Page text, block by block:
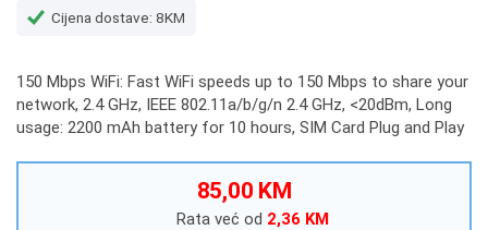
Cijena dostave: 8KM
150 Mbps WiFi: Fast WiFi speeds up to 150 Mbps to share your
network, 2.4 GHz, IEEE 802.11a/b/g/n 2.4 GHz, <20dBm, Long
usage: 2200 mAh battery for 10 hours, SIM Card Plug and Play
85,00 KM
Rata već od 2,36 KM